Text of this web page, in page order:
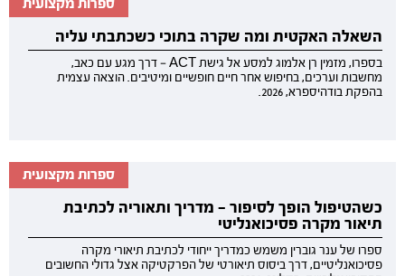
ספרות מקצועית
השאלה האקטית ומה שקרה בתוכי כשכתבתי עליה
בספרו, מזמין רן אלמוג למסע אל גישת ACT — דרך מגע עם כאב,
מחשבות וערכים, בחיפוש אחר חיים חופשיים ומיטיבים. הוצאה עצמית
בהפקת בודהיספרא, 2026.
ספרות מקצועית
כשהטיפול הופך לסיפור — מדריך ותאוריה לכתיבת
תיאור מקרה פסיכואנליטי
ספרו של ענר גוברין משמש כמדריך ייחודי לכתיבת תיאורי מקרה
פסיכואנליטיים, דרך ביסוס תיאורטי של הפרקטיקה אצל גדולי החשובים